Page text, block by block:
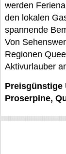
werden
den lokalen
spannende
Von
Regionen
Aktivurlauber
Preisgünstige
Proserpine,